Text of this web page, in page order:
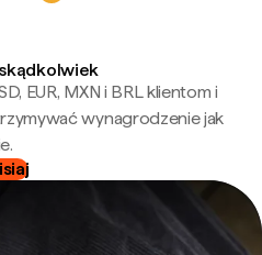
EUR, MXN i BRL klientom i
wynagrodzenie jak